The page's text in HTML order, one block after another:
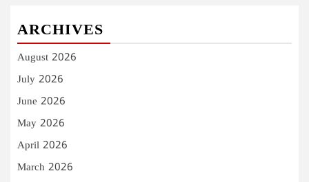
ARCHIVES
August 2026
July 2026
June 2026
May 2026
April 2026
March 2026